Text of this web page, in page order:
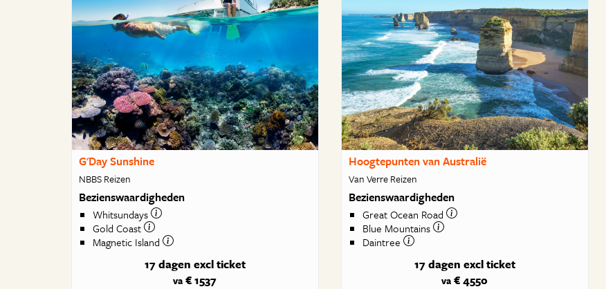
G'Day Sunshine
NBBS Reizen
Bezienswaardigheden
Whitsundays
Gold Coast
Magnetic Island
17 dagen excl ticket
va € 1537
Hoogtepunten van Australië
Van Verre Reizen
Bezienswaardigheden
Great Ocean Road
Blue Mountains
Daintree
17 dagen excl ticket
va € 4550